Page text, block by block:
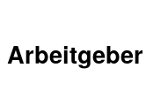
Arbeitgeber